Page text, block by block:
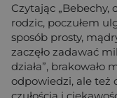
Czytając „Bebechy,
rodzic, poczułem
sposób prosty,
zaczęło zadawać
działa”, brakowało
odpowiedzi, ale też